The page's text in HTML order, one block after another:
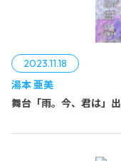
2023.11.18
湯本 亜美
舞台「雨。今、君は」